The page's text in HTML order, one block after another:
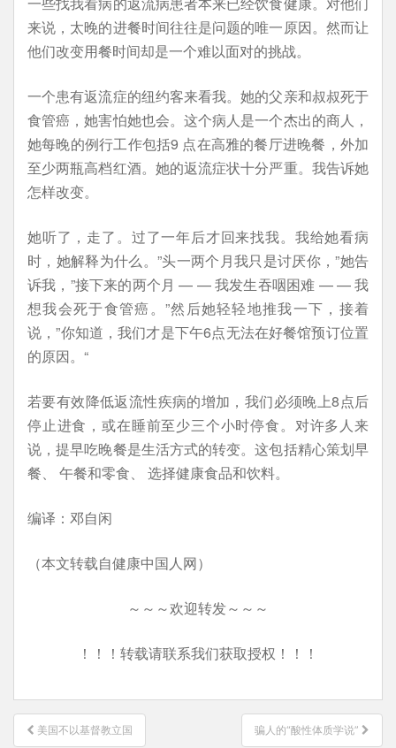
来说，太晚的进餐时间往往是问题的唯一原因。然而让
他们改变用餐时间却是一个难以面对的挑战。
一个患有返流症的纽约客来看我。她的父亲和叔叔死于
食管癌，她害怕她也会。这个病人是一个杰出的商人，
她每晚的例行工作包括9 点在高雅的餐厅进晚餐，外加
至少两瓶高档红酒。她的返流症状十分严重。我告诉她
怎样改变。
她听了，走了。过了一年后才回来找我。我给她看病
时，她解释为什么。”头一两个月我只是讨厌你，”她告
诉我，”接下来的两个月 — — 我发生吞咽困难 — — 我
想我会死于食管癌。”然后她轻轻地推我一下，接着
说，”你知道，我们才是下午6点无法在好餐馆预订位置
的原因。“
若要有效降低返流性疾病的增加，我们必须晚上8点后
停止进食，或在睡前至少三个小时停食。对许多人来
说，提早吃晚餐是生活方式的转变。这包括精心策划早
餐、 午餐和零食、 选择健康食品和饮料。
编译：邓自闲
（本文转载自健康中国人网）
～～～欢迎转发～～～
！！！转载请联系我们获取授权！！！
文 美国不以基督教立国 骗人的“酸性体质学说”